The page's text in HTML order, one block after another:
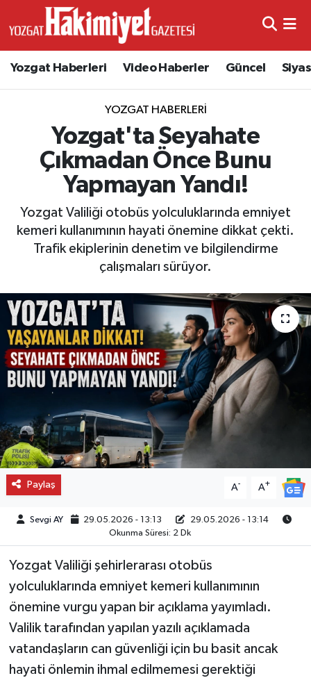
Yozgat Haberleri Video Haberler Güncel
YOZGAT HABERLERI
Yozgat'ta Seyahate
Çıkmadan Önce Bunu
Yapmayan Yandı!
Yozgat Valiliği otobüs yolculuklarında emniyet
kemeri kullanımının hayati önemine dikkat çekti.
Trafik ekiplerinin denetim ve bilgilendirme
çalışmaları sürüyor.
Paylaş A- A+
Sevgi AY 29.05.2026 - 13:13
29.05.2026 - 13:14
Okunma Süresi: 2 Dk
Yozgat Valiliği şehirlerarası otobüs
yolculuklarında emniyet kemeri kullanımının
önemine vurgu yapan bir açıklama yayımladı.
Valilik tarafından yapılan yazılı açıklamada
vatandaşların can güvenliği için bu basit ancak
hayati önlemin ihmal edilmemesi gerektiği